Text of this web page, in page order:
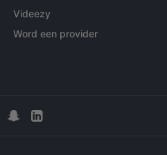
Videezy
Word een provider